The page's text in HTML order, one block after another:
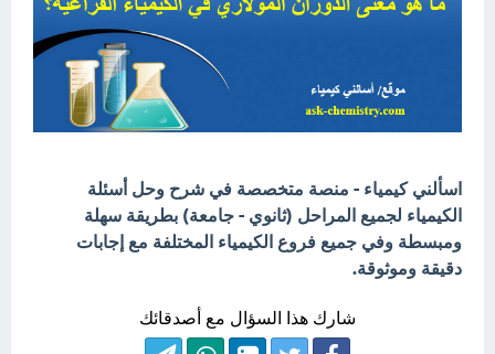
اسألني كيمياء - منصة متخصصة في شرح وحل أسئلة
الكيمياء لجميع المراحل (ثانوي - جامعة) بطريقة سهلة
ومبسطة وفي جميع فروع الكيمياء المختلفة مع إجابات
دقيقة وموثوقة.
شارك هذا السؤال مع أصدقائك